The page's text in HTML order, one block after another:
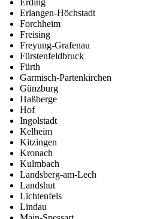
Erlangen-Höchstadt
Forchheim
Freising
Freyung-Grafenau
Fürstenfeldbruck
Fürth
Garmisch-Partenkirchen
Günzburg
Haßberge
Hof
Ingolstadt
Kelheim
Kitzingen
Kronach
Kulmbach
Landsberg-am-Lech
Landshut
Lichtenfels
Lindau